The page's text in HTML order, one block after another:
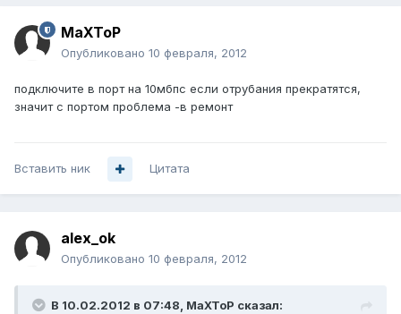
MaXToP
Опубликовано 10 февраля, 2012
подключите в порт на 10мбпс если отрубания прекратятся,
значит с портом проблема -в ремонт
Вставить ник Цитата
alex_ok
Опубликовано 10 февраля, 2012
В 10.02.2012 в 07:48, MaXToP сказал: